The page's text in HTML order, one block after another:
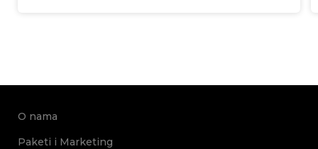
O nama
Paketi i Marketing